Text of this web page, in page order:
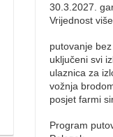
30.3.2027.
Vrijednost
putovanje
uključeni svi
ulaznica za
vožnja
posjet farmi
Program